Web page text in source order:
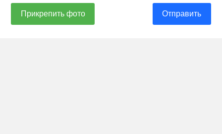
Прикрепить фото Отправить